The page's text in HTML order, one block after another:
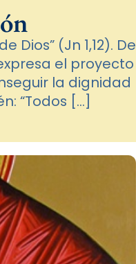
Dios” (Jn 1,12). De
el proyecto
la dignidad
“Todos […]